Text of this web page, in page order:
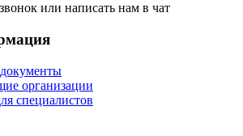
или написать нам в чат
организации
специалистов